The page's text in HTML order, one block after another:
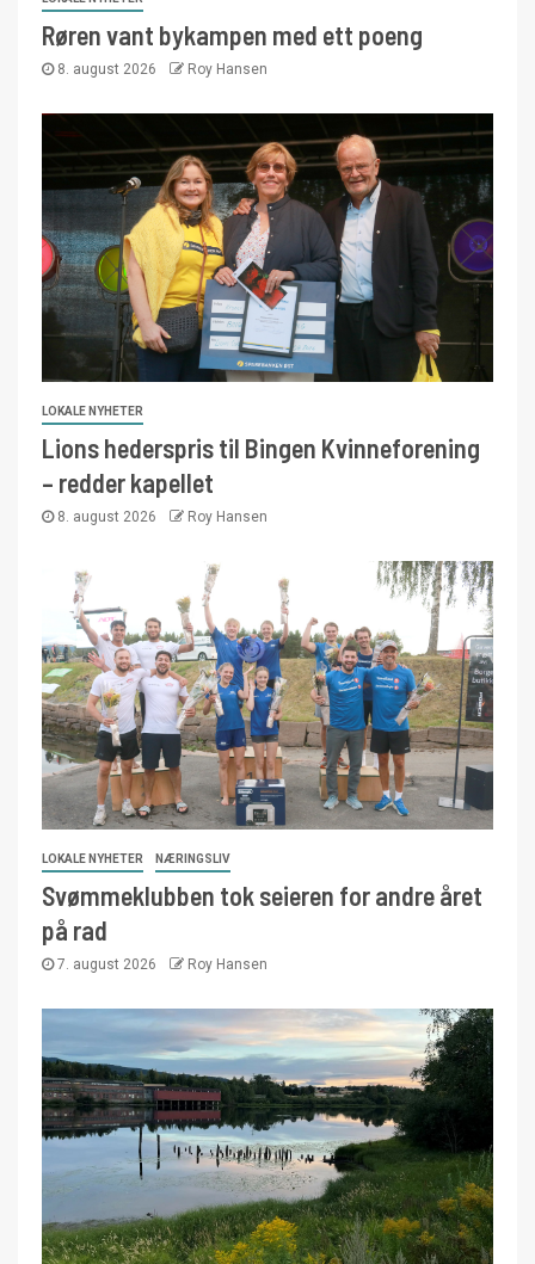
Røren vant bykampen med ett poeng
8. august 2026 Roy Hansen
LOKALE NYHETER
Lions hederspris til Bingen Kvinneforening
– redder kapellet
8. august 2026 Roy Hansen
LOKALE NYHETER NÆRINGSLIV
Svømmeklubben tok seieren for andre året
på rad
7. august 2026 Roy Hansen